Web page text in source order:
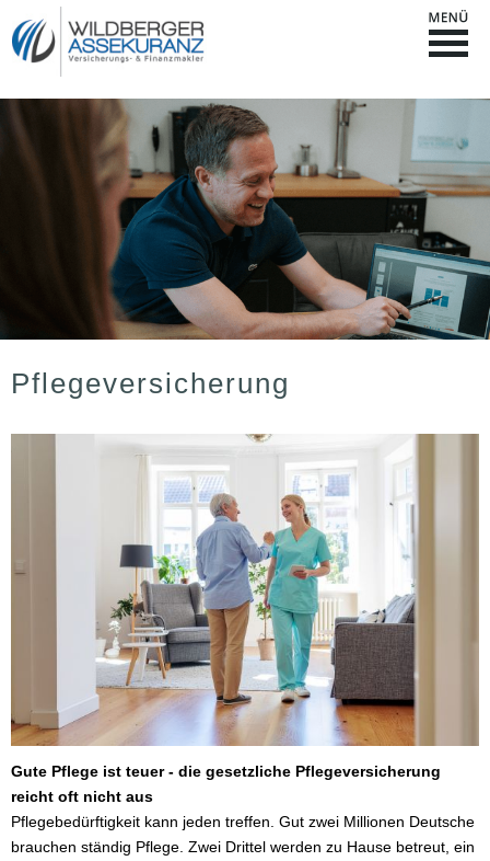
Pflege­ver­si­che­rung
Gute Pflege ist teuer - die gesetzliche Pflege­ver­si­che­rung
reicht oft nicht aus
Pflegebedürftigkeit kann jeden treffen. Gut zwei Millionen Deutsche
brauchen ständig Pflege. Zwei Drittel werden zu Hause betreut, ein